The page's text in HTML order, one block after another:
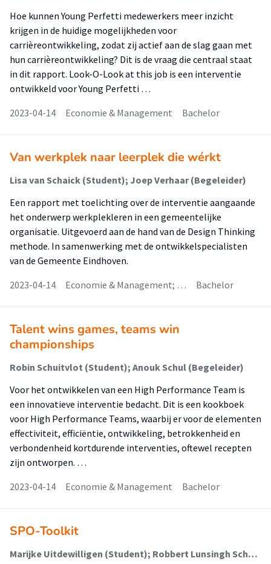
Hoe kunnen Young Perfetti medewerkers meer inzicht
krijgen in de huidige mogelijkheden voor
carrièreontwikkeling, zodat zij actief aan de slag gaan met
hun carrièreontwikkeling? Dit is de vraag die centraal staat
in dit rapport. Look-O-Look at this job is een interventie
ontwikkeld voor Young Perfetti …
2023-04-14
Economie & Management Bachelor
Van werkplek naar leerplek die wérkt
Lisa van Schaick (Student); Joep Verhaar (Begeleider)
Een rapport met toelichting over de interventie aangaande
het onderwerp werkplekleren in een gemeentelijke
organisatie. Uitgevoerd aan de hand van de Design Thinking
methode. In samenwerking met de ontwikkelspecialisten
van de Gemeente Eindhoven.
2023-04-14
Economie & Management; … Bachelor
Talent wins games, teams win
championships
Robin Schuitvlot (Student); Anouk Schul (Begeleider)
Voor het ontwikkelen van een High Performance Team is
een innovatieve interventie bedacht. Dit is een kookboek
voor High Performance Teams, waarbij er voor de elementen
effectiviteit, efficiëntie, ontwikkeling, betrokkenheid en
verbondenheid kortdurende interventies, oftewel recepten
zijn ontworpen. …
2023-04-14
Economie & Management Bachelor
SPO-Toolkit
Marijke Uitdewilligen (Student); Robbert Lunsingh Scheurleer (Begeleider)